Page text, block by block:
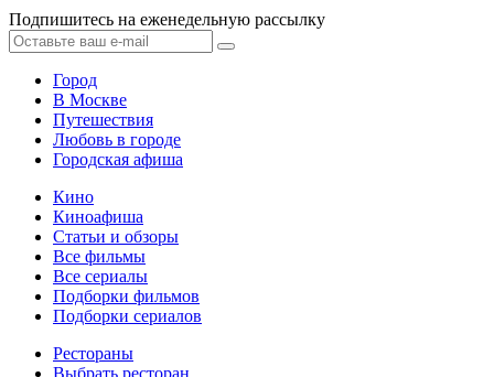
Подпишитесь на еженедельную рассылку
Город
В Москве
Путешествия
Любовь в городе
Городская афиша
Кино
Киноафиша
Статьи и обзоры
Все фильмы
Все сериалы
Подборки фильмов
Подборки сериалов
Рестораны
Выбрать ресторан